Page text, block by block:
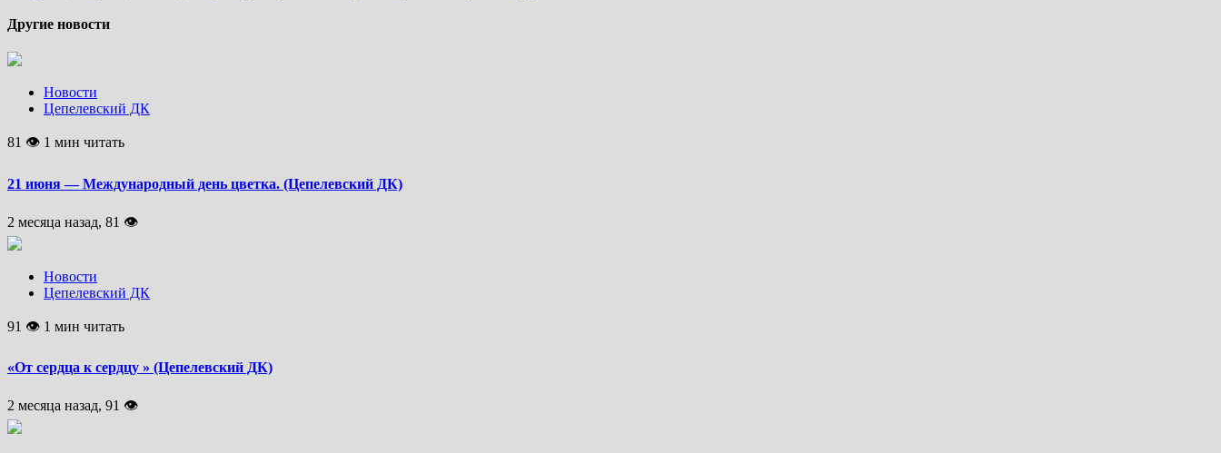
Другие новости
Новости
Цепелевский ДК
81 👁 1 мин читать
21 июня — Международный день цветка. (Цепелевский ДК)
2 месяца назад, 81 👁
Новости
Цепелевский ДК
91 👁 1 мин читать
«От сердца к сердцу » (Цепелевский ДК)
2 месяца назад, 91 👁